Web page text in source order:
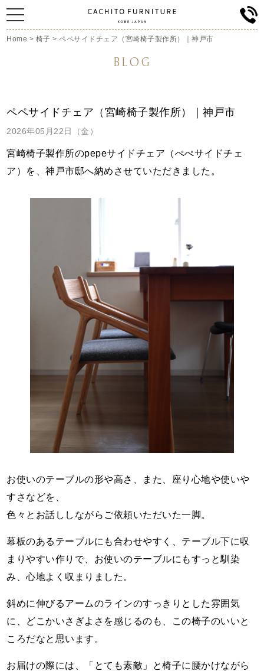
Home > 椅子 >ペペサイドチェア（宮崎椅子製作所）｜神戸市
BLOG
ペペサイドチェア（宮崎椅子製作所）｜神戸市
2026年05月22日（金）
宮崎椅子製作所のpepeサイドチェア （ぺぺサイドチェ
ア）を、神戸市邸へ納めさせていただきました。
お使いのテーブルの形や高さ、また、座り心地や使いや
すさなどを、
色々とお話ししながらご依頼いただいた一脚。
幕板のあるテーブルにも合わせやすく、テーブル下に収
まりやすい作りで、お使いのテーブルにもすっと馴染
み、心地よく収まりました。
斜めに伸びるアームのラインのすっきりとした雰囲気
に、どこかいさぎよさを感じるのも、この椅子のいいと
ころだなと思います。
お届けの際には、「とても素敵」と椅子に腰かけながら